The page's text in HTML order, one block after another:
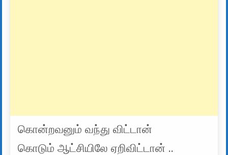
கொன்றவனும் வந்து விட்டான்
கொடும் ஆட்சியிலே ஏறிவிட்டான் ..